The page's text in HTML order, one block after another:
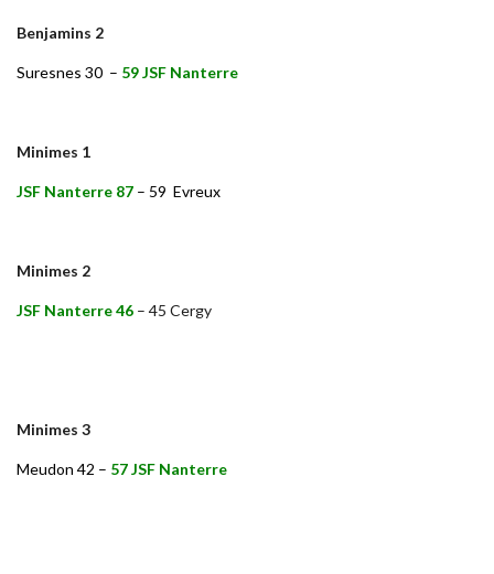
Benjamins 2
Suresnes 30 – 59 JSF Nanterre
Minimes 1
JSF Nanterre 87 – 59 Evreux
Minimes 2
JSF Nanterre 46 – 45 Cergy
Minimes 3
Meudon 42 – 57 JSF Nanterre